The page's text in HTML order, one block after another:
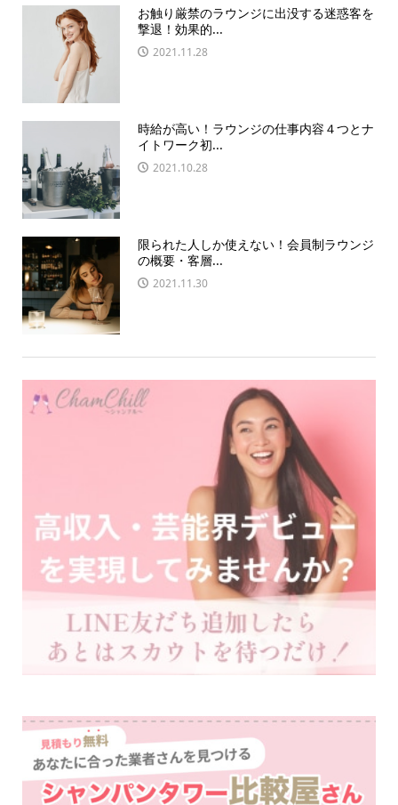
お触り厳禁のラウンジに出没する迷惑客を
撃退！効果的...
2021.11.28
時給が高い！ラウンジの仕事内容４つとナ
イトワーク初...
2021.10.28
限られた人しか使えない！会員制ラウンジ
の概要・客層...
2021.11.30